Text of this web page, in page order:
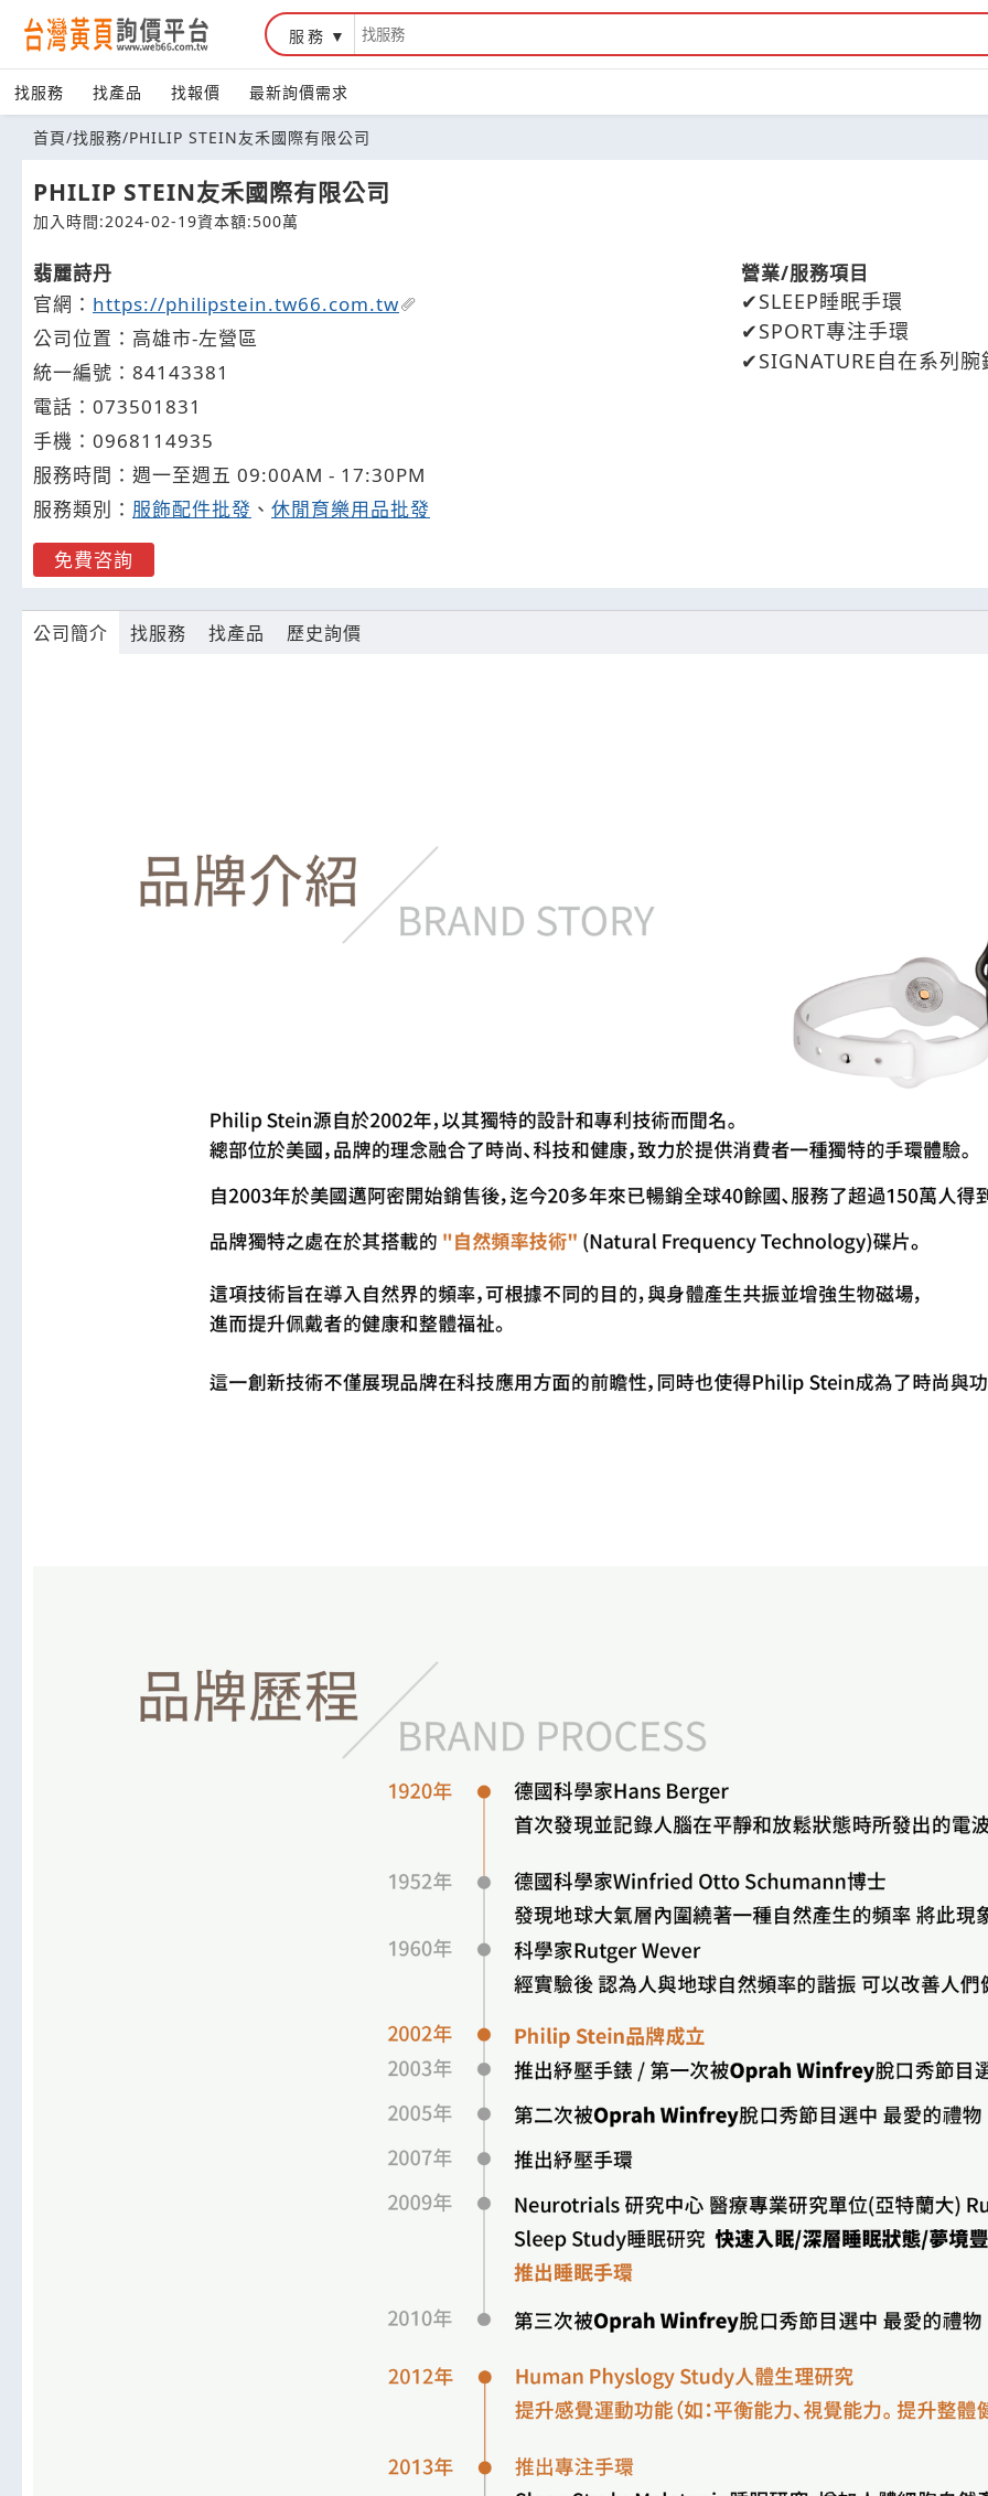
台灣黃頁詢價平台
服務
找服務 找產品 找報價 最新詢價需求
首頁/找服務/PHILIP STEIN友禾國際有限公司
PHILIP STEIN友禾國際有限公司
加入時間:2024-02-19資本額:500萬
翡麗詩丹
官網： https://philipstein.tw66.com.tw
公司位置：高雄市-左營區
統一編號：84143381
電話： 073501 831
手機： 09681 1 4935
服務時間：週一至週五 09:00AM - 17:30PM
服務類別： 服飾配件批發 、 休閒育樂用品批發
免費咨詢
營業/服務項目
SLEEP睡眠手環
SPORT專注手環
SIGNATURE自在系列腕
公司簡介 找服務 找產品 歷史詢價